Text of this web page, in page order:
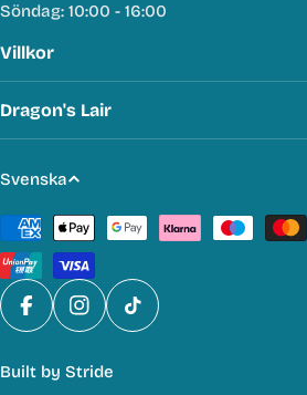
Söndag: 10:00 - 16:00
Villkor
Dragon's Lair
S
p
r
å
k
Svenska
Betalmetoder
FacebookInstagram
TikTok
Built by Stride